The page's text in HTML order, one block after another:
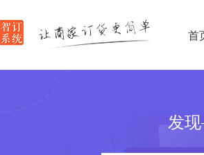
首
发